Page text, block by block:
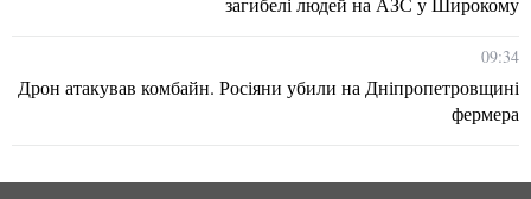
09:34
Дрон атакував комбайн. Росіяни убили на Дніпропетровщині
фермера